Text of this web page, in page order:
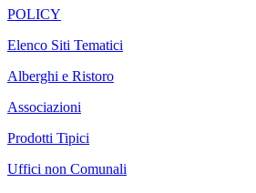
POLICY
Elenco Siti Tematici
Alberghi e Ristoro
Associazioni
Prodotti Tipici
Uffici non Comunali